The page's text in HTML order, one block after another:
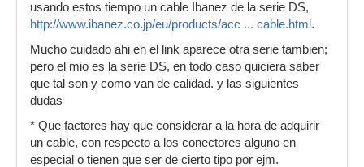
usando estos tiempo un cable Ibanez de la serie DS,
http://www.ibanez.co.jp/eu/products/acc ... cable.html .
Mucho cuidado ahi en el link aparece otra serie tambien;
pero el mio es la serie DS, en todo caso quiciera saber
que tal son y como van de calidad. y las siguientes
dudas
* Que factores hay que considerar a la hora de adquirir
un cable, con respecto a los conectores alguno en
especial o tienen que ser de cierto tipo por ejm.